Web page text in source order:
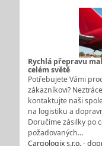
Rychlá přepravu
celém světě
Potřebujete Vámi
zákazníkovi?
kontaktujte naši
na logistiku a
Doručíme zásilky po
požadovaných…
Cargologix s.r.o. -